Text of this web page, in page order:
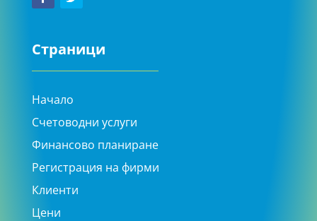
Страници
Начало
Счетоводни услуги
Финансово планиране
Регистрация на фирми
Клиенти
Цени